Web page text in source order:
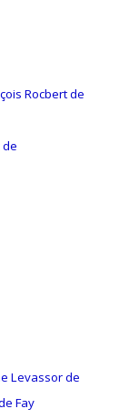
Rocbert de
Levassor de
Fay